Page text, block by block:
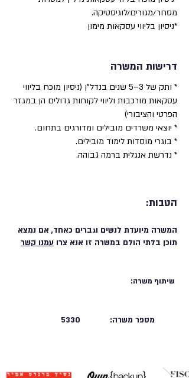
מסחר/מגורים/לוגיסטיקה.
*ניסיון בליווי עסקאות מימון
דרישות המשרה
* ותק של 3–5 שנים בנדל"ן (ניסיון מוכח בליווי
עסקאות מורכבות וליווי לקוחות גדולים הן במגזר
הפרטי והציבורי)
* יוצאי משרדים מובילים ומדורגים בתחום.
* בוגרי מוסדות לימוד מובילים.
* נדרשת אנגלית ברמה גבוהה.
הטבות:
המשרה מיועדת לנשים וגברים כאחד, אם נמצא
תוכן בלתי הולם במשרה זו אנא צרו עמנו קשר
שיתוף משרה:
5330 מספר משרה: